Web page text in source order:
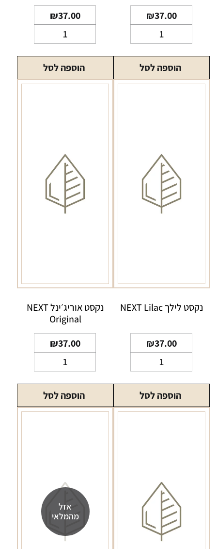
₪37.00
של
נקסט
100
הוספה לסל
₪37.00
של
נקסט
NEXT
הוספה לסל
נקסט לילך NEXT Lilac
₪37.00
של
נקסט
לילך
NEXT
הוספה לסל
נקסט אוריג׳ינל NEXT
Original
₪37.00
של
נקסט
אוריג׳ינל
NEXT
הוספה לסל
אזל
מהמלאי